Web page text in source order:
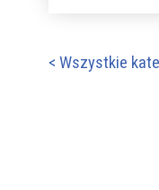
< Wszystkie